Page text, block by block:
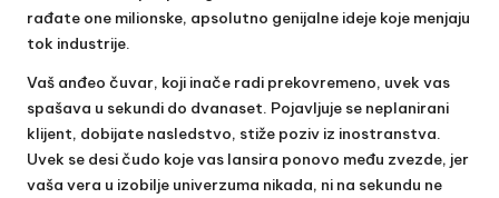
rađate one milionske, apsolutno genijalne ideje koje menjaju
tok industrije.
Vaš anđeo čuvar, koji inače radi prekovremeno, uvek vas
spašava u sekundi do dvanaset. Pojavljuje se neplanirani
klijent, dobijate nasledstvo, stiže poziv iz inostranstva.
Uvek se desi čudo koje vas lansira ponovo među zvezde, jer
vaša vera u izobilje univerzuma nikada, ni na sekundu ne